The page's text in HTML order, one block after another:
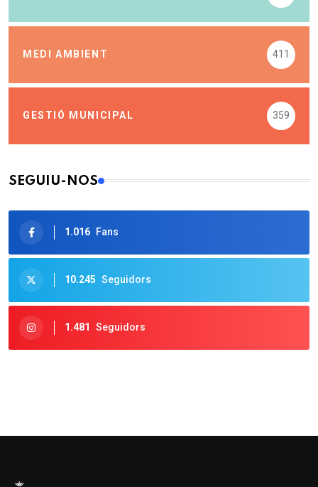
MEDI AMBIENT 411
GESTIÓ MUNICIPAL 359
SEGUIU-NOS
1.016 Fans
10.245 Seguidors
1.481 Seguidors